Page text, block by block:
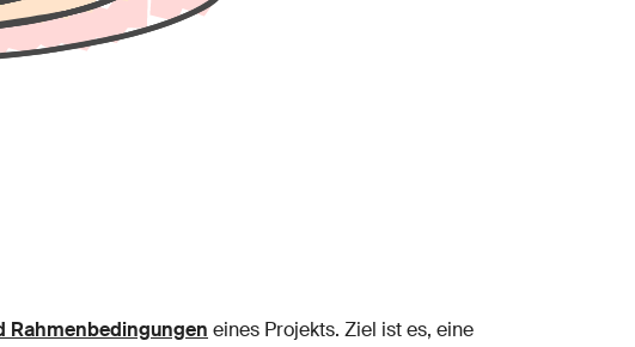
Rahmenbedingungen eines Projekts. Ziel ist es, eine